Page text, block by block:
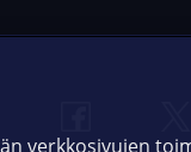
verkkosivujen